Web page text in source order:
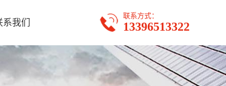
系我们
联系方式：
13396513322